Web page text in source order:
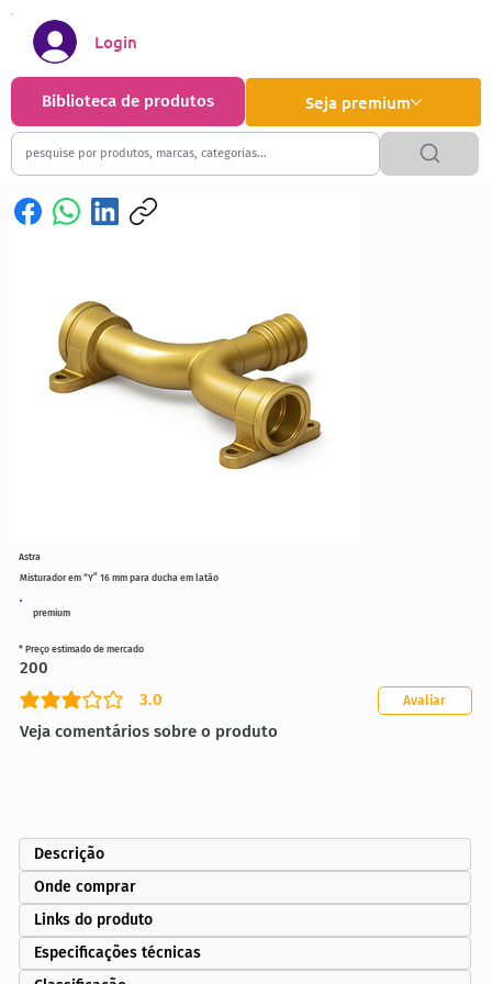
Seja premium
Biblioteca de produtos
Login
premium
Misturador em “Y” 16 mm para ducha em latão
3.0
classificação média é 3 de 5
Veja comentários sobre o produto
Avaliar
* Preço estimado de mercado
200
Astra
Descrição
Onde comprar
Links do produto
Especificações técnicas